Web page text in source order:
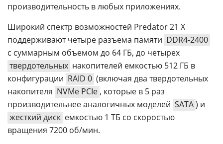
производительность в любых приложениях.
Широкий спектр возможностей Predator 21 X
поддерживают четыре разъема памяти DDR4-2400
с суммарным объемом до 64 ГБ, до четырех
твердотельных накопителей емкостью 512 ГБ в
конфигурации RAID 0 (включая два твердотельных
накопителя NVMe PCIe , которые в 5 раз
производительнее аналогичных моделей SATA) и
жесткий диск емкостью 1 ТБ со скоростью
вращения 7200 об/мин.